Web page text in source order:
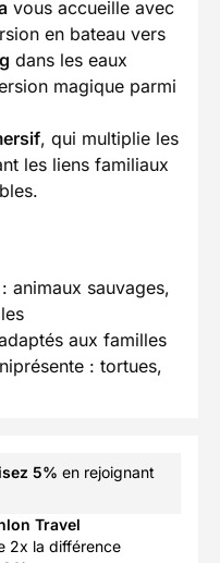
vous accueille avec
en bateau vers
dans les eaux
magique parmi
, qui multiplie les
les liens familiaux
animaux sauvages,
aux familles
: tortues,
5% en rejoignant
Travel
2x la différence